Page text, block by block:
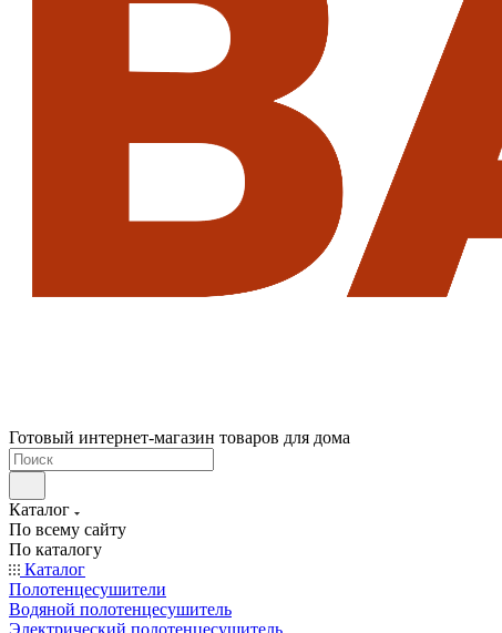
Готовый интернет-магазин товаров для дома
Каталог
По всему сайту
По каталогу
Каталог
Полотенцесушители
Водяной полотенцесушитель
Электрический полотенцесушитель